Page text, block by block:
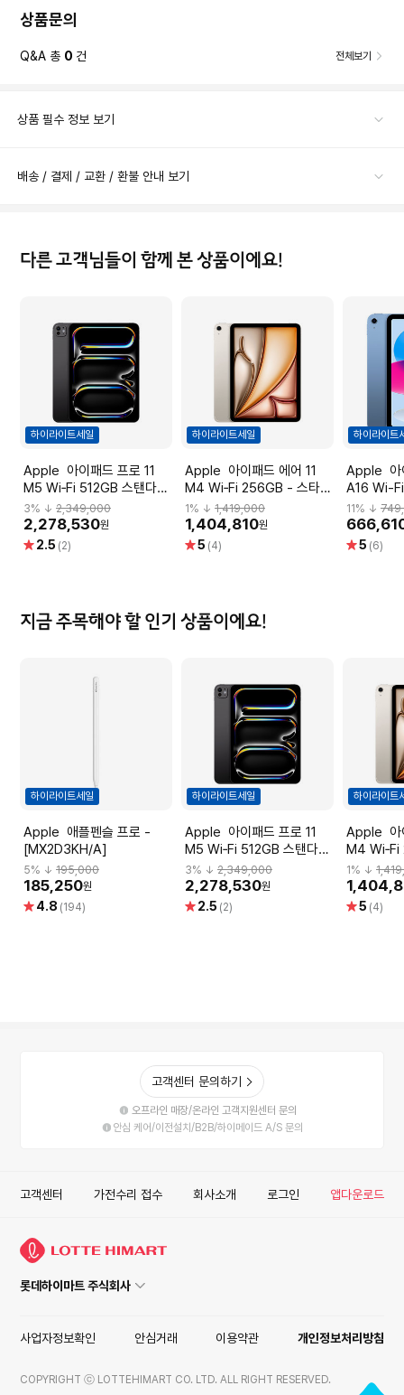
상품문의
Q&A 총 0 건 전체보기
상품 필수 정보 보기
배송 / 결제 / 교환 / 환불 안내 보기
다른 고객님들이 함께 본 상품이에요!
하이라이트세일
Apple 아이패드 프로 11
M5 Wi‑Fi 512GB 스탠다드
글래스 - 스페이스 블랙
[MDWM4KH/A]
3% ↓ 2,349,000
2,278,530원
별 2.5 (2)
하이라이트세일
Apple 아이패드 에어 11
M4 Wi‑Fi 256GB - 스타라
이트 [MH374KH/A]
1% ↓1,419,000
1,404,810원
별5 (4)
하이라이트
Apple 아이패드 11세대
A16 Wi-
11% ↓
별5 (6)
지금 주목해야 할 인기 상품이에요!
하이라이트세일
Apple 애플펜슬 프로 -
[MX2D3KH/A]
5% ↓ 195,000
185,250원
별 4.8 (194)
하이라이트세일
Apple 아이패드 프로 11
M5 Wi‑Fi 512GB 스탠다드
글래스 - 스페이스 블랙
[MDWM4KH/A]
3% ↓2,349,000
2,278,530원
별 2.5 (2)
하이라이트
Apple 아이패드 에어 11
M4 Wi‑Fi
이트
1 % ↓
별5 (4)
고객센터 문의하기
오프라인 매장/온라인 고객지원센터 문의
안심 케어/이전설치/B2B/하이메이드 A/S 문의
고객센터 가전수리 접수 회사소개 로그인 앱다운로드
롯데하이마트 주식회사
사업자정보확인 안심거래 이용약관 개인정보처리방침
COPYRIGHT ⓒ LOTTEHIMART CO. LTD. ALL RIGHT RESERVED.